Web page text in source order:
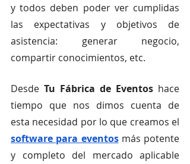
y todos deben poder ver cumplidas
las expectativas y objetivos de
asistencia: generar negocio,
compartir conocimientos, etc.
Desde Tu Fábrica de Eventos hace
tiempo que nos dimos cuenta de
software para eventos más potente
y completo del mercado aplicable